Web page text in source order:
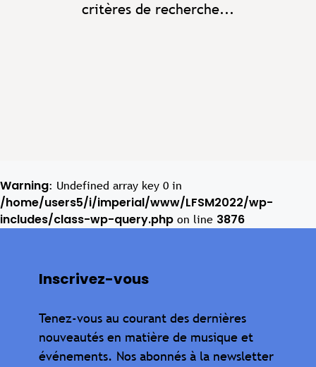
critères de recherche...
Warning: Undefined array key 0 in
/home/users5/i/imperial/www/LFSM2022/wp-
includes/class-wp-query.php on line 3876
Inscrivez-vous
Tenez-vous au courant des dernières
nouveautés en matière de musique et
événements. Nos abonnés à la newsletter